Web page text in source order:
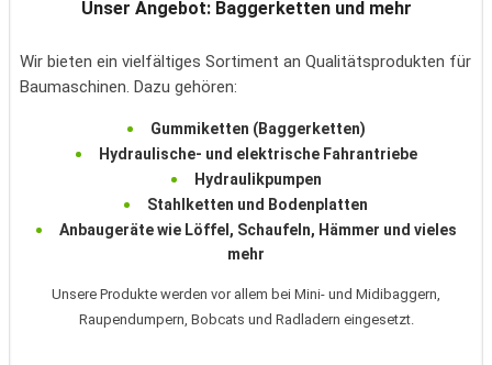
Unser Angebot: Baggerketten und mehr
Wir bieten ein vielfältiges Sortiment an Qualitätsprodukten für
Baumaschinen. Dazu gehören:
Gummiketten (Baggerketten)
Hydraulische- und elektrische Fahrantriebe
Hydraulikpumpen
Stahlketten und Bodenplatten
Anbaugeräte wie Löffel, Schaufeln, Hämmer und vieles
mehr
Unsere Produkte werden vor allem bei Mini- und Midibaggern,
Raupendumpern, Bobcats und Radladern eingesetzt.